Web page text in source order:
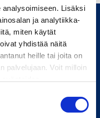
Lisäksi
ja analytiikka-
miten käytät
yhdistää näitä
heille tai joita on
palvelujaan. Voit milloin